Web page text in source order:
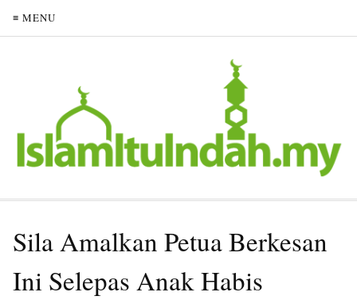
≡ MENU
Sila Amalkan Petua Berkesan
Ini Selepas Anak Habis